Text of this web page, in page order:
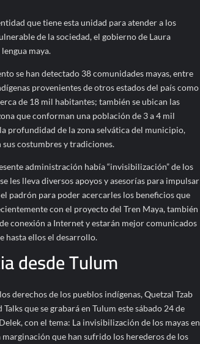
que tiene esta unidad para atender a los
de la sociedad, el gobierno de Laura
maya.
se han detectado 38 comunidades mayas, entre
provenientes de otros estados del país como
de 18 mil habitantes; también se ubican las
que conforman una población de 3 a 4 mil
profundidad de la zona selvática del municipio,
costumbres y tradiciones.
administración había “invisibilización” de los
les lleva diversos apoyos y asesorías para impulsar
padrón para poder acercarles los beneficios que
con el proyecto del Tren Maya, también
conexión a Internet y estarán mejor comunicados
hasta ellos el desarrollo.
desde Tulum
derechos de los pueblos indígenas, Quetzal Tzab
que se grabará en Tulum este sábado 24 de
con el tema: La invisibilización de los mayas en
que han sufrido los herederos de los